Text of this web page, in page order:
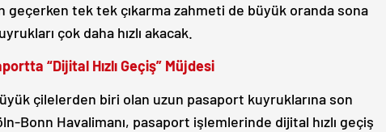
geçerken tek tek çıkarma zahmeti de büyük oranda sona
çok daha hızlı akacak.
“Dijital Hızlı Geçiş” Müjdesi
çilelerden biri olan uzun pasaport kuyruklarına son
Bonn Havalimanı, pasaport işlemlerinde dijital hızlı geçiş